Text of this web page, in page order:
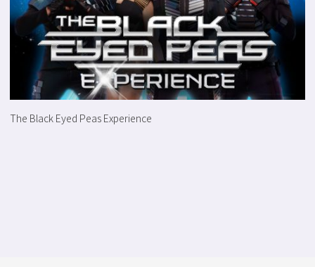
The Black Eyed Peas Experience